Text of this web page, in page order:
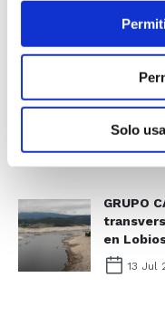
Solo
21
GRUPO
18 Okt
GRUPO
en
13 Jul